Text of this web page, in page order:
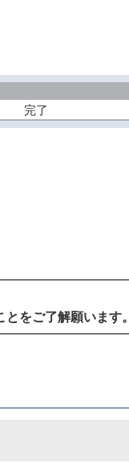
完了
をご了解願います。